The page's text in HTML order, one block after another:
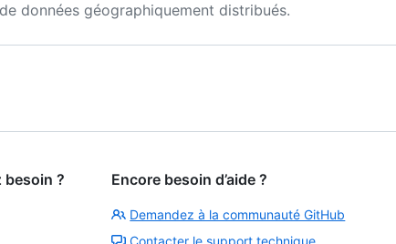
données géographiquement distribués.
? Encore besoin d’aide ?
Demandez à la communauté GitHub
Contacter le support technique